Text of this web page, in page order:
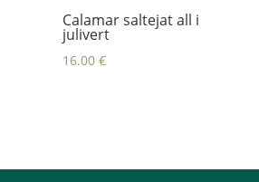
Calamar saltejat all i
julivert
16.00€